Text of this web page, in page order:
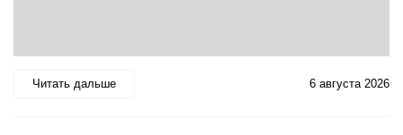
Читать дальше 6 августа 2026